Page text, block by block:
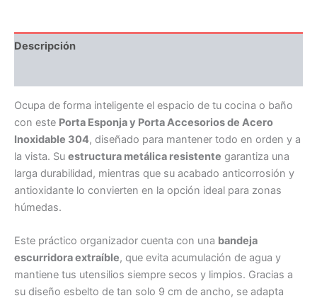
Descripción
Ocupa de forma inteligente el espacio de tu cocina o baño
con este Porta Esponja y Porta Accesorios de Acero
Inoxidable 304, diseñado para mantener todo en orden y a
la vista. Su estructura metálica resistente garantiza una
larga durabilidad, mientras que su acabado anticorrosión y
antioxidante lo convierten en la opción ideal para zonas
húmedas.
Este práctico organizador cuenta con una bandeja
escurridora extraíble, que evita acumulación de agua y
mantiene tus utensilios siempre secos y limpios. Gracias a
su diseño esbelto de tan solo 9 cm de ancho, se adapta